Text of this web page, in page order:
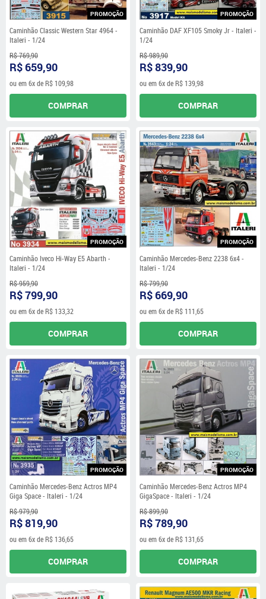
PROMOÇÃO
Caminhão Classic Western Star 4964 -
Italeri - 1/24
R$ 769,90
R$ 659,90
ou em6xdeR$ 109,98
COMPRAR
PROMOÇÃO
Caminhão DAF XF105 Smoky Jr - Italeri -
1/24
R$ 989,90
R$ 839,90
ou em6xdeR$ 139,98
COMPRAR
PROMOÇÃO
Caminhão Iveco Hi-Way E5 Abarth -
Italeri - 1/24
R$ 959,90
R$ 799,90
ou em6xdeR$ 133,32
COMPRAR
PROMOÇÃO
Caminhão Mercedes-Benz 2238 6x4 -
Italeri - 1/24
R$ 799,90
R$ 669,90
ou em6xdeR$ 111,65
COMPRAR
PROMOÇÃO
Caminhão Mercedes-Benz Actros MP4
Giga Space - Italeri - 1/24
R$ 979,90
R$ 819,90
ou em6xdeR$ 136,65
COMPRAR
PROMOÇÃO
Caminhão Mercedes-Benz Actros MP4
GigaSpace - Italeri - 1/24
R$ 899,90
R$ 789,90
ou em6xdeR$ 131,65
COMPRAR